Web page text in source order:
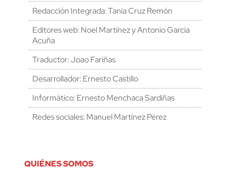
Redacción Integrada: Tania Cruz Remón
Editores web: Noel Martínez y Antonio García
Acuña
Traductor: Joao Fariñas
Desarrollador: Ernesto Castillo
Informático: Ernesto Menchaca Sardiñas
Redes sociales: Manuel Martínez Pérez
QUIÉNES SOMOS